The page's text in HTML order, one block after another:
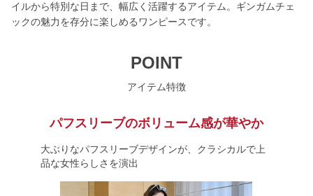
イルから特別な日まで、幅広く活躍するアイテム。ギンガムチェ
ックの魅力を存分に楽しめるワンピースです。
POINT
アイテム特徴
パフスリーブのボリューム感が華やか
大ぶりなパフスリーブデザインが、クラシカルで上
品な女性らしさを演出